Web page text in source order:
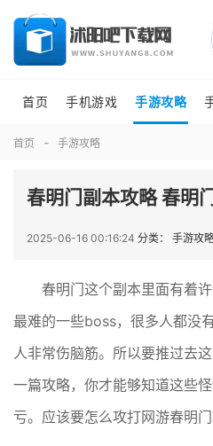
首页 手机游戏 手游攻略
首页 手游攻略
春明门副本攻略 春明
2025-06-16 00:16:24 分类： 手游攻
春明门这个副本里面有着
最难的一些boss，很多人都没
人非常伤脑筋。所以要推过去
一篇攻略，你才能够知道这些
亏。应该要怎么攻打网游春明